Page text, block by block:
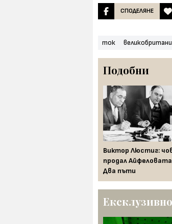
СПОДЕЛЯНЕ
ток
Подобни
Виктор Люстиг:
продал Айфеловата
Два пъти
Ексклузивно